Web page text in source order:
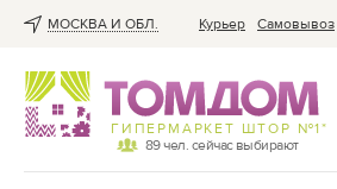
МОСКВА И ОБЛ. Курьер Cамовывоз
ГИПЕРМАРКЕТ ШТОР №1*
89чел. сейчас выбирают